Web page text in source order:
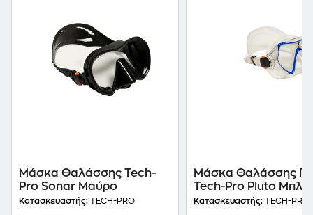
Μάσκα Θαλάσσης Tech-
Pro Sonar Μαύρο
Κατασκευαστής: TECH-PRO
Μάσκα Θαλάσσης
Tech-Pro Pluto Μπλε
Κατασκευαστής: TECH-PRO